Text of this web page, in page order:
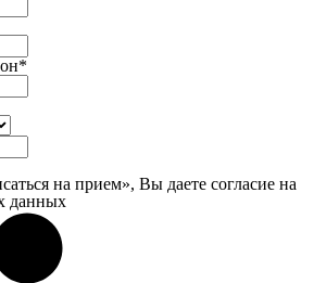
на прием», Вы даете согласие на
данных